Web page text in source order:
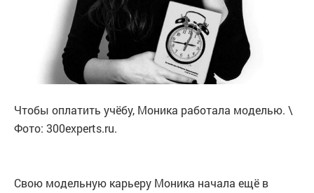
Чтобы оплатить учёбу, Моника работала моделью. \
Фото: 300experts.ru.
Свою модельную карьеру Моника начала ещё в